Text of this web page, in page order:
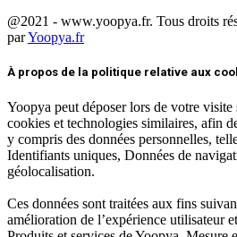
@2021 - www.yoopya.fr. Tous droits
parYoopya.fr
À propos de la politique relative aux
Yoopya peut déposer lors de votre visite
cookies et technologies similaires, afin
y compris des données personnelles,
Identifiants uniques, Données de
géolocalisation.
Ces données sont traitées aux fins
amélioration de l’expérience utilisateur